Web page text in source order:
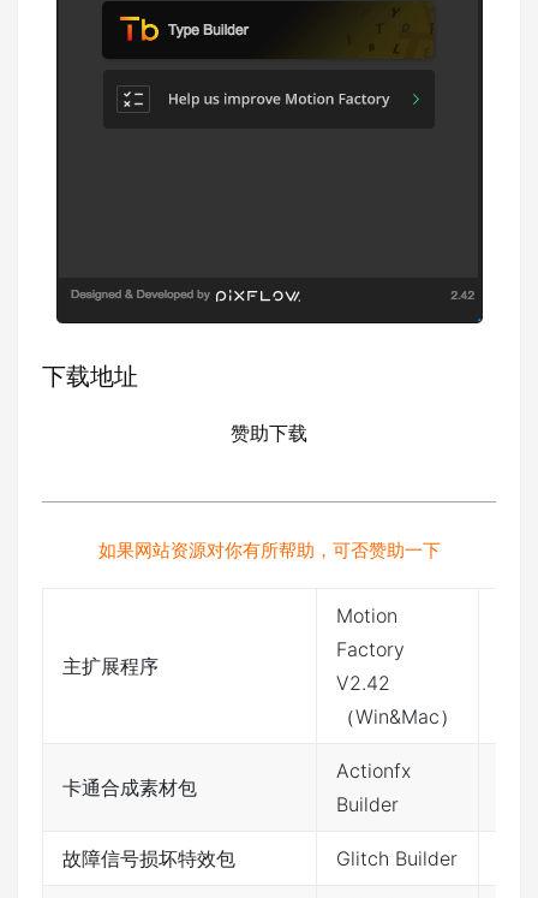
下载地址
赞助下载
如果网站资源对你有所帮助，可否赞助一下
主扩展程序
Motion
Factory
V2.42
（Win&Mac）
卡通合成素材包
Actionfx
Builder
故障信号损坏特效包 Glitch Builder